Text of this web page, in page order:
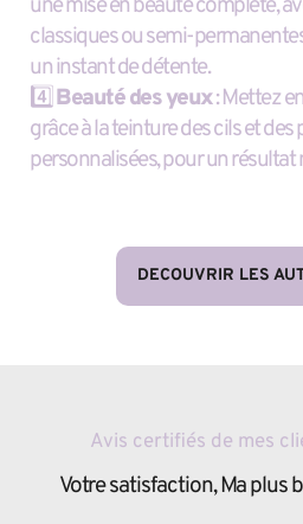
une mise en beauté complète,
classiques ou semi-
un instant de détente.
4️⃣ Beauté des yeux : Mettez
grâce à la teinture des cils et
personnalisées, pour un résultat
DECOUVRIR LES
Avis certifiés de mes
Votre satisfaction, Ma plus